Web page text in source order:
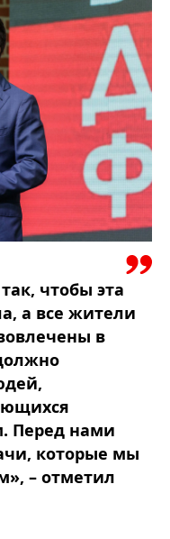
чтобы эта
а все жители
в
Перед нами
которые мы
– отметил